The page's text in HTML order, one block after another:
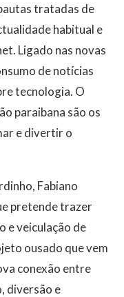
tratadas de
habitual e
Ligado nas novas
de notícias
tecnologia. O
paraibana são os
e divertir o
Fabiano
pretende trazer
e veiculação de
ousado que vem
conexão entre
diversão e